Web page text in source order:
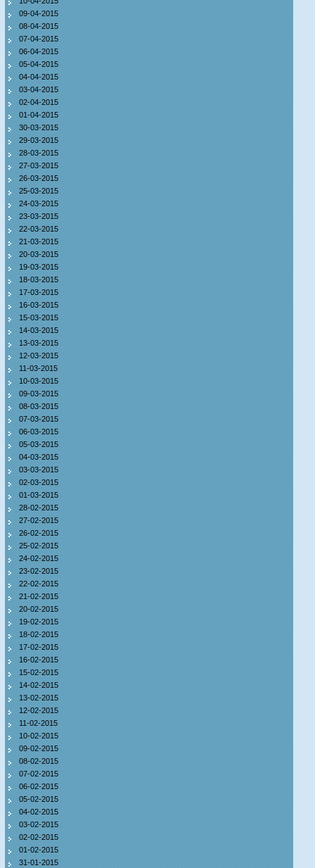
09-04-2015
08-04-2015
07-04-2015
06-04-2015
05-04-2015
04-04-2015
03-04-2015
02-04-2015
01-04-2015
30-03-2015
29-03-2015
28-03-2015
27-03-2015
26-03-2015
25-03-2015
24-03-2015
23-03-2015
22-03-2015
21-03-2015
20-03-2015
19-03-2015
18-03-2015
17-03-2015
16-03-2015
15-03-2015
14-03-2015
13-03-2015
12-03-2015
11-03-2015
10-03-2015
09-03-2015
08-03-2015
07-03-2015
06-03-2015
05-03-2015
04-03-2015
03-03-2015
02-03-2015
01-03-2015
28-02-2015
27-02-2015
26-02-2015
25-02-2015
24-02-2015
23-02-2015
22-02-2015
21-02-2015
20-02-2015
19-02-2015
18-02-2015
17-02-2015
16-02-2015
15-02-2015
14-02-2015
13-02-2015
12-02-2015
11-02-2015
10-02-2015
09-02-2015
08-02-2015
07-02-2015
06-02-2015
05-02-2015
04-02-2015
03-02-2015
02-02-2015
01-02-2015
31-01-2015